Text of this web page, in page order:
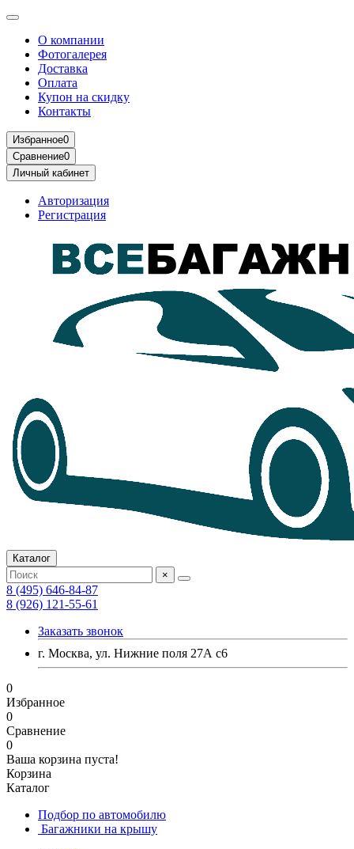
О компании
Фотогалерея
Доставка
Оплата
Купон на скидку
Контакты
Избранное0
Сравнение0
Личный кабинет
Авторизация
Регистрация
Каталог
×
8 (495) 646-84-87
8 (926) 121-55-61
Заказать звонок
г. Москва, ул. Нижние поля 27А с6
0
Избранное
0
Сравнение
0
Ваша корзина пуста!
Корзина
Каталог
Подбор по автомобилю
Багажники на крышу